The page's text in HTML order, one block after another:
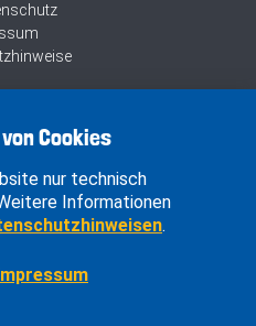
Cookies
nur technisch
Informationen
.